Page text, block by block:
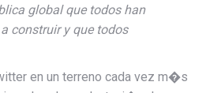
global que todos han
construir y que todos
en un terreno cada vez m�s